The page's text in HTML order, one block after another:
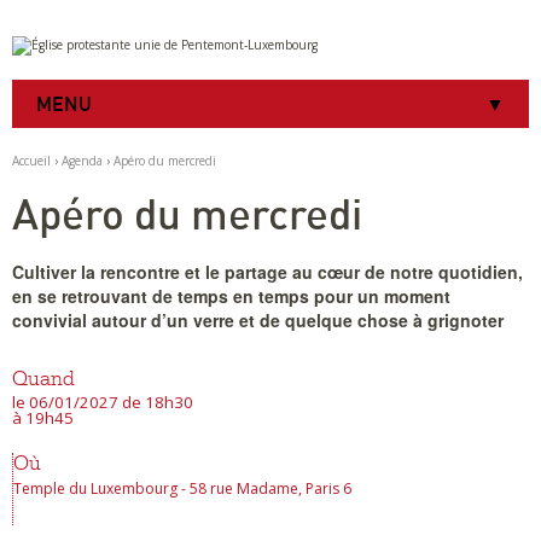
Aller
au
contenu.
à
navigation
Outils
personnels
MENU
Accueil › Agenda › Apéro du mercredi
Apéro du mercredi
Cultiver la rencontre et le partage au cœur de notre quotidien,
en se retrouvant de temps en temps pour un moment
convivial autour d’un verre et de quelque chose à grignoter
Quand
le 06/01/2027 de 18h30
à 19h45
Où
Temple du Luxembourg - 58 rue Madame, Paris 6